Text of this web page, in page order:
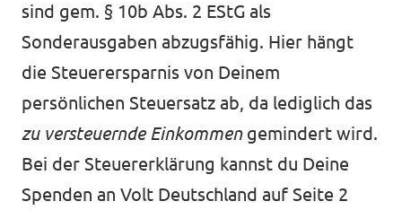
sind gem. § 10b Abs. 2 EStG als
Sonderausgaben abzugsfähig. Hier hängt
die Steuerersparnis von Deinem
persönlichen Steuersatz ab, da lediglich das
zu versteuernde Einkommengemindert wird.
Bei der Steuererklärung kannst du Deine
Spenden an Volt Deutschland auf Seite 2